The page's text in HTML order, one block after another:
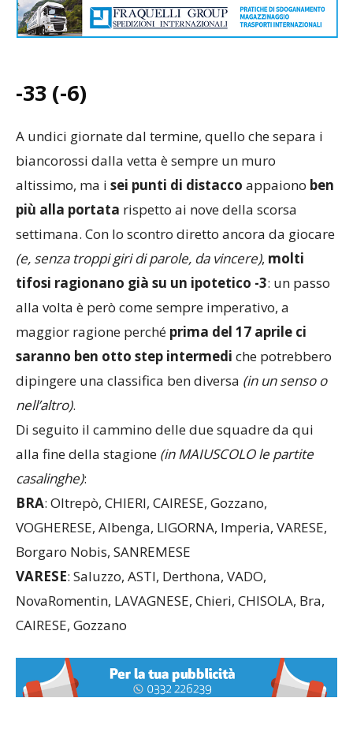
-33 (-6)
A undici giornate dal termine, quello che separa i
biancorossi dalla vetta è sempre un muro
altissimo, ma i sei punti di distacco appaiono ben
più alla portata rispetto ai nove della scorsa
settimana. Con lo scontro diretto ancora da giocare
(e, senza troppi giri di parole, da vincere), molti
tifosi ragionano già su un ipotetico -3: un passo
alla volta è però come sempre imperativo, a
maggior ragione perché prima del 17 aprile ci
saranno ben otto step intermedi che potrebbero
dipingere una classifica ben diversa (in un senso o
nell’altro).
Di seguito il cammino delle due squadre da qui
alla fine della stagione (in MAIUSCOLO le partite
casalinghe):
BRA: Oltrepò, CHIERI, CAIRESE, Gozzano,
VOGHERESE, Albenga, LIGORNA, Imperia, VARESE,
Borgaro Nobis, SANREMESE
VARESE: Saluzzo, ASTI, Derthona, VADO,
NovaRomentin, LAVAGNESE, Chieri, CHISOLA, Bra,
CAIRESE, Gozzano